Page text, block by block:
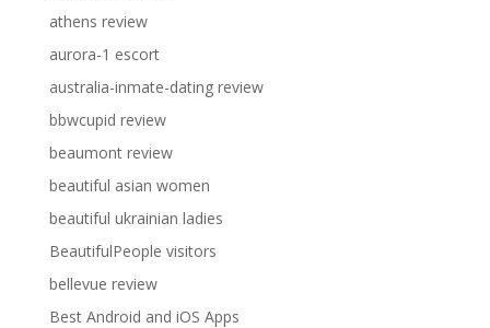
athens review
aurora-1 escort
australia-inmate-dating review
bbwcupid review
beaumont review
beautiful asian women
beautiful ukrainian ladies
BeautifulPeople visitors
bellevue review
Best Android and iOS Apps